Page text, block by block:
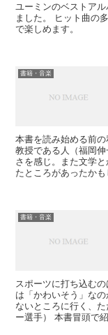
ユーミンのベストア
ました。 ヒット曲の
で楽しめます。
書籍・音楽
本書を読み始める前
教授である人（福岡
さを感じ。また文学
たところがあったか
書籍・音楽
スポーツに打ち込む
は「かわいそう」な
ないところに行く、
ー選手） 本書冒頭で